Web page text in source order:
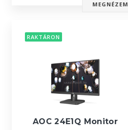
MEGNÉZEM
RAKTÁRON
AOC 24E1Q Monitor